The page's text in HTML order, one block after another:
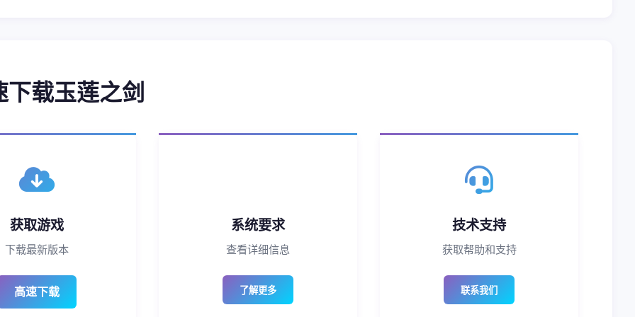
载玉莲之剑
获取游戏
下载最新版本
高速下载
系统要求
查看详细信息
了解更多
技术支持
获取帮助和支持
联系我们